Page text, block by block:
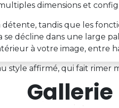
dimensions et
tandis que les
se décline dans une large
à votre image, entre
style affirmé, qui fait rimer
Gallerie